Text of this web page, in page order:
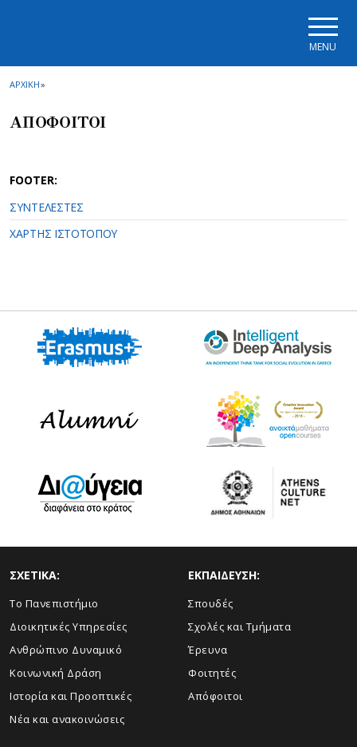
MENU
ΑΡΧΙΚΗ»
ΑΠΟΦΟΙΤΟΙ
FOOTER:
ΣΥΝΤΕΛΕΣΤΕΣ
ΧΑΡΤΗΣ ΙΣΤΟΤΟΠΟΥ
ΣΧΕΤΙΚΑ:
Το Πανεπιστήμιο
Διοικητικές Υπηρεσίες
Ανθρώπινο Δυναμικό
Κοινωνική Δράση
Ιστορία και Προοπτικές
Νέα και ανακοινώσεις
ΕΚΠΑΙΔΕΥΣΗ:
Σπουδές
Σχολές και Τμήματα
Έρευνα
Φοιτητές
Απόφοιτοι